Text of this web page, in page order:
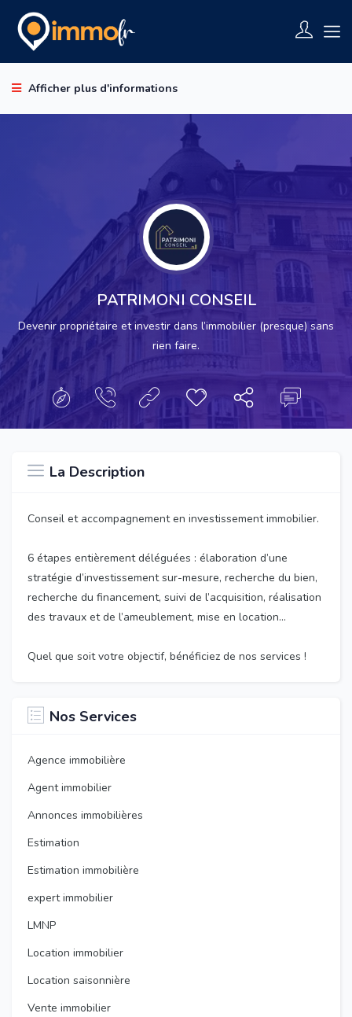
Afficher plus d'informations
PATRIMONI CONSEIL
Devenir propriétaire et investir dans l’immobilier (presque) sans
rien faire.
La Description
Conseil et accompagnement en investissement immobilier.
6 étapes entièrement déléguées : élaboration d’une
stratégie d’investissement sur-mesure, recherche du bien,
recherche du financement, suivi de l’acquisition, réalisation
des travaux et de l’ameublement, mise en location…
Quel que soit votre objectif, bénéficiez de nos services !
Nos Services
Agence immobilière
Agent immobilier
Annonces immobilières
Estimation
Estimation immobilière
expert immobilier
LMNP
Location immobilier
Location saisonnière
Vente immobilier